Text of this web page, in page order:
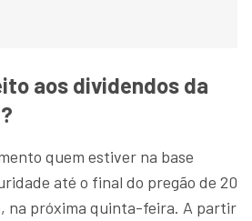
aos dividendos da
quem estiver na base
até o final do pregão de 20
na próxima quinta-feira. A partir